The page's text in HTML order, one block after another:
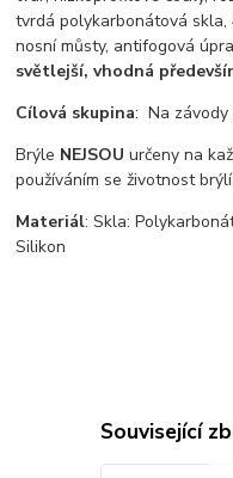
tvrdá polykarbonátová skla,
nosní můsty, antifogová
světlejší, vhodná
Cílová skupina: Na závody
Brýle NEJSOUurčeny na
používáním se životnost
Materiál: Skla:
Silikon
Související